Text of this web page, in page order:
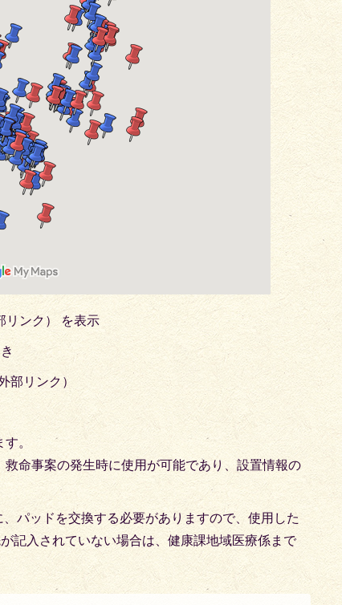
リンク） を表示
部リンク）
。
命事案の発生時に使用が可能であり、設置情報の
パッドを交換する必要がありますので、使用した
記入されていない場合は、健康課地域医療係まで